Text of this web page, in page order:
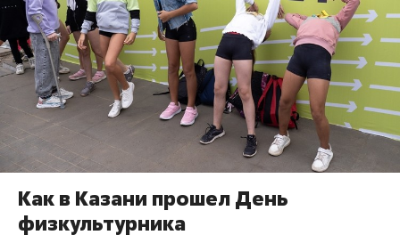
Как в Казани прошел День
физкультурника